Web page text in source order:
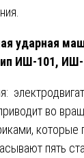
ударная
ИШ-101,
во
которые
пять